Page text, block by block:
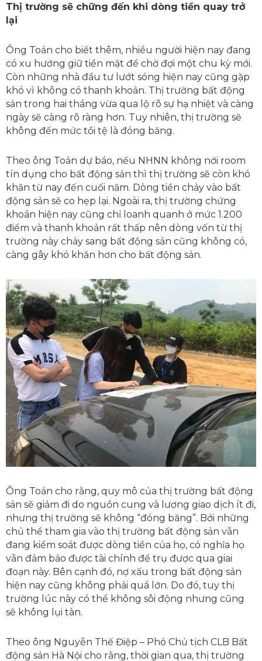
Thị trường sẽ chững đến khi dòng tiền quay trở
lại
Ông Toản cho biết thêm, nhiều người hiện nay đang
có xu hướng giữ tiền mặt để chờ đợi một chu kỳ mới.
Còn những nhà đầu tư lướt sóng hiện nay cũng gặp
khó vì không có thanh khoản. Thị trường bất động
sản trong hai tháng vừa qua lộ rõ sự hạ nhiệt và càng
ngày sẽ càng rõ ràng hơn. Tuy nhiên, thị trường sẽ
không đến mức tồi tệ là đóng băng.
Theo ông Toản dự báo, nếu NHNN không nới room
tín dụng cho bất động sản thì thị trường sẽ còn khó
khăn từ nay đến cuối năm. Dòng tiền chảy vào bất
động sản sẽ co hẹp lại. Ngoài ra, thị trường chứng
khoán hiện nay cũng chỉ loanh quanh ở mức 1.200
điểm và thanh khoản rất thấp nên dòng vốn từ thị
trường này chảy sang bất động sản cũng không có,
càng gây khó khăn hơn cho bất động sản.
Ông Toản cho rằng, quy mô của thị trường bất động
sản sẽ giảm đi do nguồn cung và lượng giao dịch ít đi,
nhưng thị trường sẽ không “đóng băng”. Bởi những
chủ thể tham gia vào thị trường bất động sản vẫn
đang kiểm soát được dòng tiền của họ, có nghĩa họ
vẫn đảm bảo được tài chính để trụ được qua giai
đoạn này. Bên cạnh đó, nợ xấu trong bất động sản
hiện nay cũng không phải quá lớn. Do đó, tuy thị
trường lúc này có thể không sôi động nhưng cũng
sẽ không lụi tàn.
Theo ông Nguyễn Thế Điệp – Phó Chủ tịch CLB Bất
động sản Hà Nội cho rằng, thời gian qua, thị trường